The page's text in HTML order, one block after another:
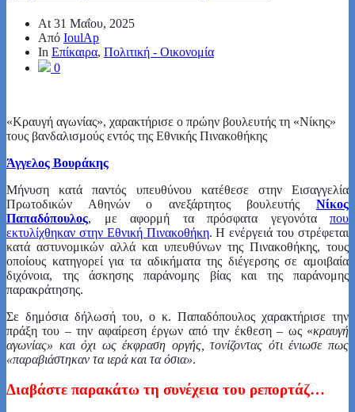
At 31 Μαΐου, 2025
Από IoulAp
In Επίκαιρα, Πολιτική - Οικονομία
0
«Κραυγή αγωνίας», χαρακτήρισε ο πρώην βουλευτής τη «Νίκης»
τους βανδαλισμούς εντός της Εθνικής Πινακοθήκης
Άγγελος Βουράκης
Μήνυση κατά παντός υπευθύνου κατέθεσε στην Εισαγγελία
Πρωτοδικών Αθηνών ο ανεξάρτητος βουλευτής Νίκος
Παπαδόπουλος, με αφορμή τα πρόσφατα γεγονότα που
εκτυλίχθηκαν στην Εθνική Πινακοθήκη. Η ενέργειά του στρέφεται
κατά αστυνομικών αλλά και υπευθύνων της Πινακοθήκης, τους
οποίους κατηγορεί για τα αδικήματα της διέγερσης σε αμοιβαία
διχόνοια, της άσκησης παράνομης βίας και της παράνομης
παρακράτησης.
Σε δημόσια δήλωσή του, ο κ. Παπαδόπουλος χαρακτήρισε την
πράξη του – την αφαίρεση έργων από την έκθεση – ως «κραυγή
αγωνίας» και όχι ως έκφραση οργής, τονίζοντας ότι ένιωσε πως
«παραβιάστηκαν τα ιερά και τα όσια».
Διαβάστε παρακάτω τη συνέχεια του ρεπορτάζ…